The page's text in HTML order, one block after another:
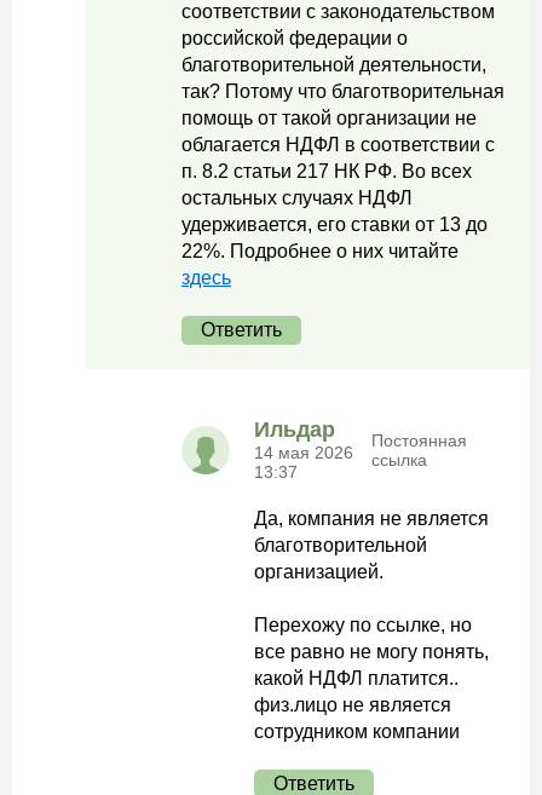
соответствии с законодательством
российской федерации о
благотворительной деятельности,
так? Потому что благотворительная
помощь от такой организации не
облагается НДФЛ в соответствии с
п. 8.2 статьи 217 НК РФ. Во всех
остальных случаях НДФЛ
удерживается, его ставки от 13 до
22%. Подробнее о них читайте
здесь
Ответить
Ильдар
14 мая 2026
13:37
Постоянная
ссылка
Да, компания не является
благотворительной
организацией.
Перехожу по ссылке, но
все равно не могу понять,
какой НДФЛ платится..
физ.лицо не является
сотрудником компании
Ответить